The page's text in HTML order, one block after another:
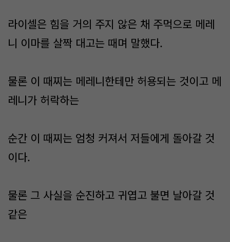
라이셀은 힘을 거의 주지 않은 채 주먹으로 메레
니 이마를 살짝 대고는 때며 말했다.
물론 이 때찌는 메레니한테만 허용되는 것이고 메
레니가 허락하는
순간 이 때찌는 엄청 커져서 저들에게 돌아갈 것
이다.
물론 그 사실을 순진하고 귀엽고 불면 날아갈 것
같은